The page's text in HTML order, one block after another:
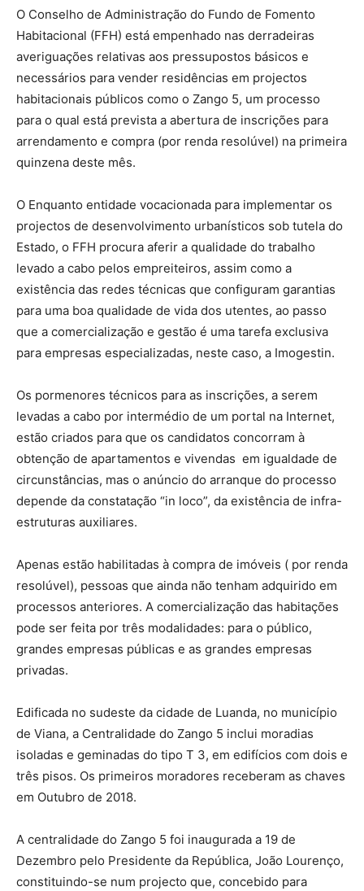
O Conselho de Administração do Fundo de Fomento
Habitacional (FFH) está empenhado nas derradeiras
averiguações relativas aos pressupostos básicos e
necessários para vender residências em projectos
habitacionais públicos como o Zango 5, um processo
para o qual está prevista a abertura de inscrições para
arrendamento e compra (por renda resolúvel) na primeira
quinzena deste mês.
O Enquanto entidade vocacionada para implementar os
projectos de desenvolvimento urbanísticos sob tutela do
Estado, o FFH procura aferir a qualidade do trabalho
levado a cabo pelos empreiteiros, assim como a
existência das redes técnicas que configuram garantias
para uma boa qualidade de vida dos utentes, ao passo
que a comercialização e gestão é uma tarefa exclusiva
para empresas especializadas, neste caso, a Imogestin.
Os pormenores técnicos para as inscrições, a serem
levadas a cabo por intermédio de um portal na Internet,
estão criados para que os candidatos concorram à
obtenção de apartamentos e vivendas em igualdade de
circunstâncias, mas o anúncio do arranque do processo
depende da constatação “in loco”, da existência de infra-
estruturas auxiliares.
Apenas estão habilitadas à compra de imóveis ( por renda
resolúvel), pessoas que ainda não tenham adquirido em
processos anteriores. A comercialização das habitações
pode ser feita por três modalidades: para o público,
grandes empresas públicas e as grandes empresas
privadas.
Edificada no sudeste da cidade de Luanda, no município
de Viana, a Centralidade do Zango 5 inclui moradias
isoladas e geminadas do tipo T 3, em edifícios com dois e
três pisos. Os primeiros moradores receberam as chaves
em Outubro de 2018.
A centralidade do Zango 5 foi inaugurada a 19 de
Dezembro pelo Presidente da República, João Lourenço,
constituindo-se num projecto que, concebido para